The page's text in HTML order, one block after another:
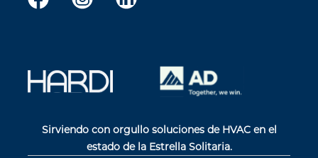
Sirviendo con orgullo soluciones de HVAC en el
estado de la Estrella Solitaria.